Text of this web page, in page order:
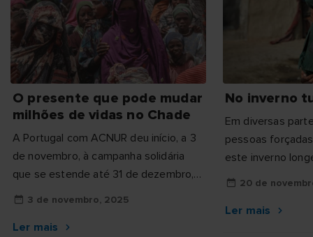
O presente que pode mudar
milhões de vidas no Chade
A Portugal com ACNUR deu início, a 3
de novembro, à campanha solidária
que se estende até 31 de dezembro,
convidando a população em Portugal a
3 de novembro, 2025
Ler mais
No inverno
Em diversas
pessoas
este inverno
em abrigos
manterem
20 de
Ler mais